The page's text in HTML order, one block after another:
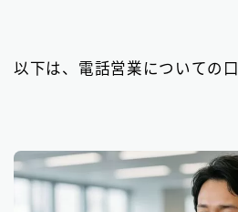
以下は、電話営業についての口